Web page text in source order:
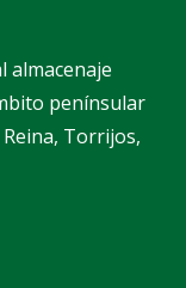
almacenaje
penínsular
Torrijos,